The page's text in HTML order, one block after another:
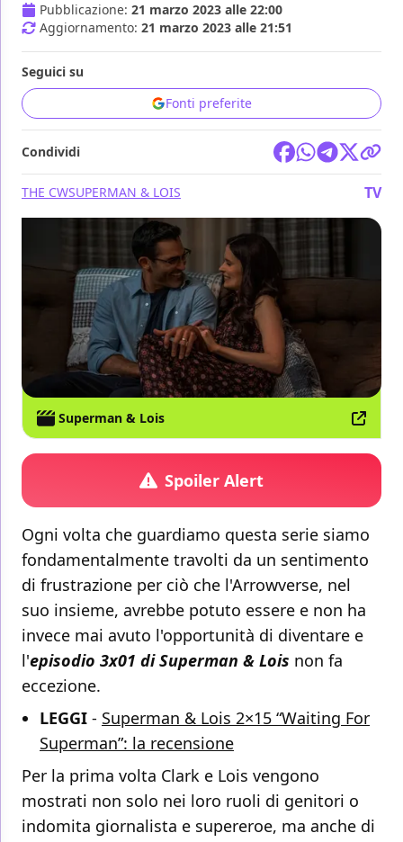
Pubblicazione: 21 marzo 2023 alle 22:00
Aggiornamento: 21 marzo 2023 alle 21:51
Seguici su
Fonti preferite
Condividi
THE CWSUPERMAN & LOIS TV
Superman & Lois
Spoiler Alert
Ogni volta che guardiamo questa serie siamo
fondamentalmente travolti da un sentimento
di frustrazione per ciò che l'Arrowverse, nel
suo insieme, avrebbe potuto essere e non ha
invece mai avuto l'opportunità di diventare e
l'episodio 3x01 di Superman & Lois non fa
eccezione.
LEGGI - Superman & Lois 2×15 “Waiting For
Superman”: la recensione
Per la prima volta Clark e Lois vengono
mostrati non solo nei loro ruoli di genitori o
indomita giornalista e supereroe, ma anche di